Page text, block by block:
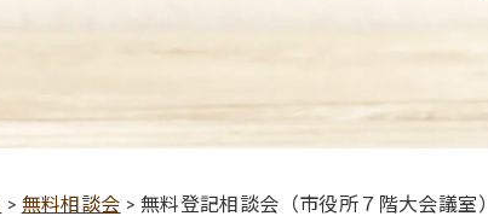
> 無料相談会 > 無料登記相談会（市役所７階大会議室）